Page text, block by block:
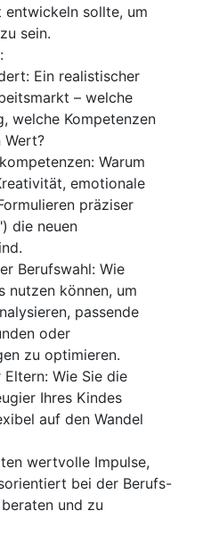
sollte, um
sein.
Ein realistischer
– welche
welche Kompetenzen
Wert?
Warum
emotionale
präziser
die neuen
Berufswahl: Wie
nutzen können, um
passende
oder
zu optimieren.
Wie Sie die
Ihres Kindes
auf den Wandel
wertvolle Impulse,
bei der Berufs-
und zu